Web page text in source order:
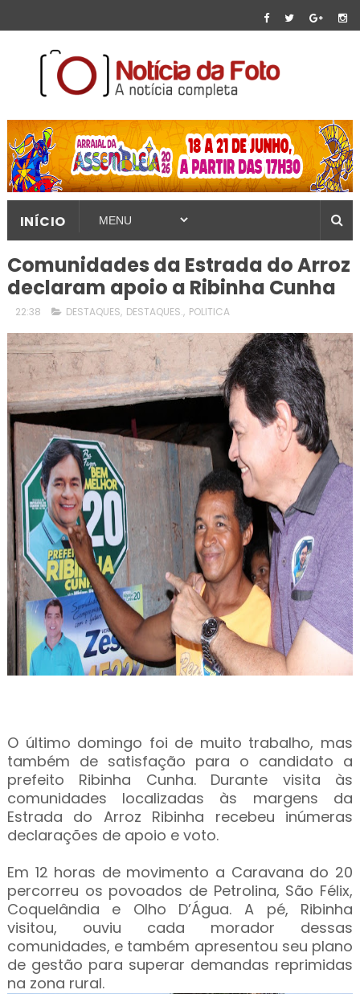
INÍCIO
Comunidades da Estrada do Arroz
declaram apoio a Ribinha Cunha
22:38 DESTAQUES, DESTAQUES., POLITICA
O último domingo foi de muito trabalho, mas
também de satisfação para o candidato a
prefeito Ribinha Cunha. Durante visita às
comunidades localizadas às margens da
Estrada do Arroz Ribinha recebeu inúmeras
declarações de apoio e voto.
Em 12 horas de movimento a Caravana do 20
percorreu os povoados de Petrolina, São Félix,
Coquelândia e Olho D’Água. A pé, Ribinha
visitou, ouviu cada morador dessas
comunidades, e também apresentou seu plano
de gestão para superar demandas reprimidas
na zona rural.